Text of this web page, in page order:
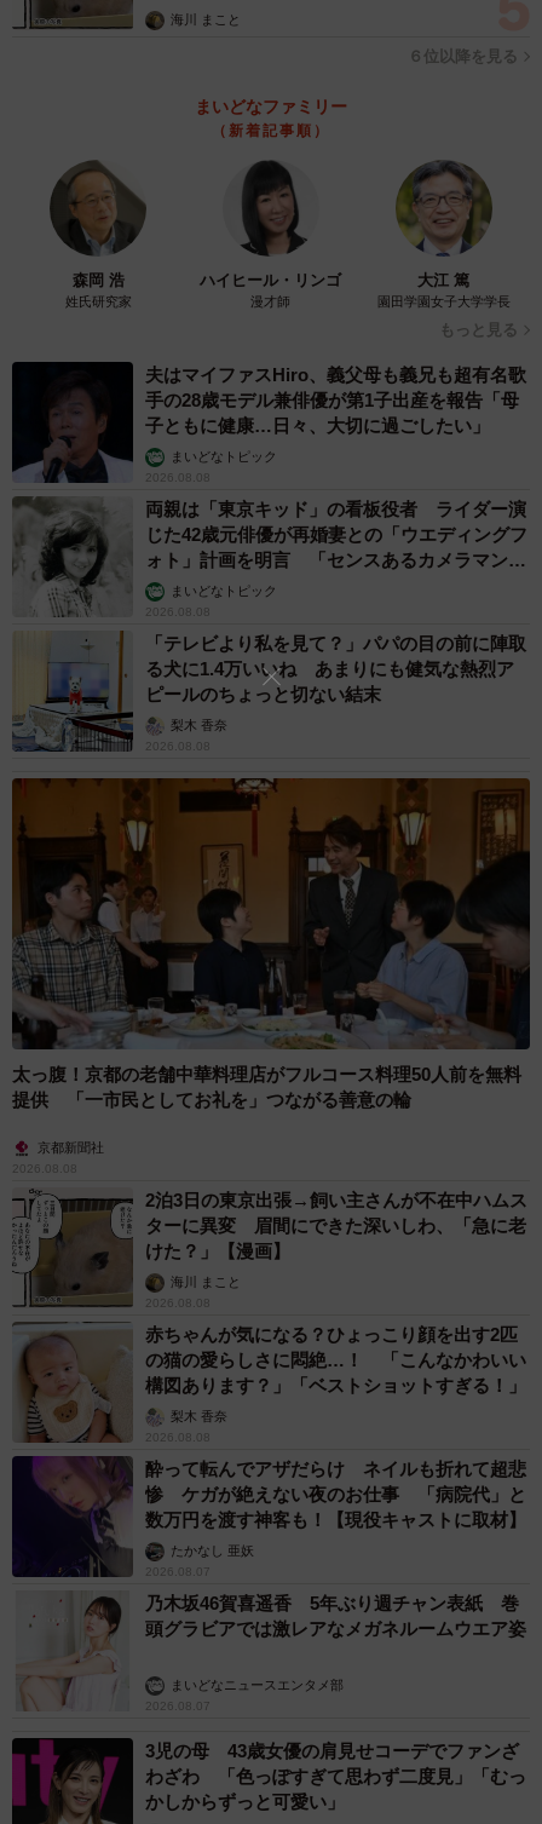
から28日（日）で、この期間では最も混雑が少ないと予想
される1月6日（火）と比べて、12月27日（土）は約12倍の
また、ホテルも同様に12月26日（金）から31日（水）に宿
泊施設が最も混雑すると予想されており、もし有給休暇を
取得できる場合は、12月20日（土）、21日（日）に出発す
るか、1月3日（土）以降に出発することで、混雑を避けて
ゆったりと旅行を楽しむことができるとしています。
5/5
年末年始のお得な出発日予想とおすすめ旅行日程（提供画像）
混雑を避けるための出発日を選ぶことが重要である一方、
旅費を抑えるための日程選びも大切です。エクスペディア
の昨年末の1泊あたりの平均宿泊費と平均航空券代のデータ
をもとに予測すると、12月下旬から費用が高くなる傾向に
あり、クリスマス付近から年末にかけて費用が最も高くな
る見込みです。
一方で、1月6日（火）以降「成人の日」の3連休にかけては
費用が比較的抑えられると予想されていることから、もし
有給休暇を取得できる場合は、1月6日（火）以降の出発を
選べば、費用を抑えて海外旅行が楽しめるとしています。
海川 まこと
６位以降を見る
まいどなファミリー
（新着記事順）
森岡 浩
姓氏研究家
ハイヒール・リンゴ
漫才師
大江 篤
園田学園女子大学学長
もっと見る
夫はマイファスHiro、義父母も義兄も超有名歌
手の28歳モデル兼俳優が第1子出産を報告「母
子ともに健康…日々、大切に過ごしたい」
まいどなトピック
2026.08.08
両親は「東京キッド」の看板役者 ライダー演
じた42歳元俳優が再婚妻との「ウエディングフ
ォト」計画を明言 「センスあるカメラマン求
む」まいどなトピック
2026.08.08
「テレビより私を見て？」パパの目の前に陣取
る犬に1.4万いいね あまりにも健気な熱烈ア
ピールのちょっと切ない結末
梨木 香奈
2026.08.08
太っ腹！京都の老舗中華料理店がフルコース料理50人前を無料
提供 「一市民としてお礼を」つながる善意の輪
京都新聞社
2026.08.08
2泊3日の東京出張→飼い主さんが不在中ハムス
ターに異変 眉間にできた深いしわ、「急に老
けた？」【漫画】
海川 まこと
2026.08.08
赤ちゃんが気になる？ひょっこり顔を出す2匹
の猫の愛らしさに悶絶…！ 「こんなかわいい
構図あります？」「ベストショットすぎる！」
梨木 香奈
2026.08.08
酔って転んでアザだらけ ネイルも折れて超悲
惨 ケガが絶えない夜のお仕事 「病院代」と
数万円を渡す神客も！【現役キャストに取材】
たかなし 亜妖
2026.08.07
乃木坂46賀喜遥香 5年ぶり週チャン表紙 巻
頭グラビアでは激レアなメガネルームウエア姿
まいどなニュースエンタメ部
2026.08.07
3児の母 43歳女優の肩見せコーデでファンざ
わざわ 「色っぽすぎて思わず二度見」「むっ
かしからずっと可愛い」